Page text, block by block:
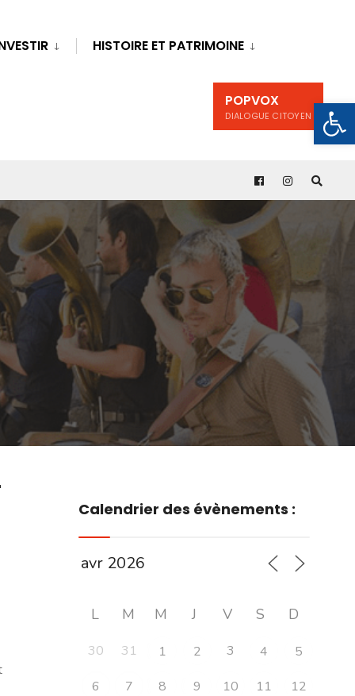
HISTOIRE ET PATRIMOINE
POPVOX
DIALOGUE CITOYEN
Calendrier des évènements :
L M M J V S D
30 31 1 2 3 4
5
6
7 8 9 10 11
12